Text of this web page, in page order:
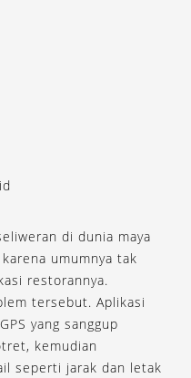
di dunia maya
umumnya tak
restorannya.
tersebut. Aplikasi
yang sanggup
kemudian
seperti jarak dan letak